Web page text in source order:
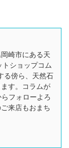
崎市にある天
ショップコム
る傍ら、天然石
す。コラムが
フォローよろ
来店もおまち